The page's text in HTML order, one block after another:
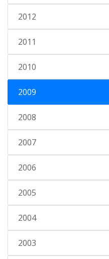
2012
2011
2010
2009
2008
2007
2006
2005
2004
2003